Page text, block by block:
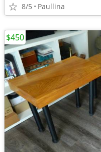
8/5 Paullina
$450